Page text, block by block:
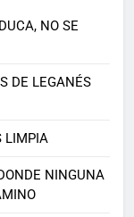
NO SE
DE LEGANÉS
LIMPIA
NINGUNA